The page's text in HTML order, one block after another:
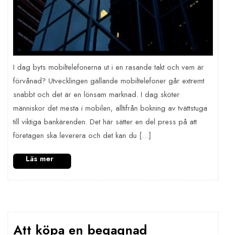
I dag byts mobiltelefonerna ut i en rasande takt och vem är
förvånad? Utvecklingen gällande mobiltelefoner går extremt
snabbt och det är en lönsam marknad. I dag sköter
människor det mesta i mobilen, alltifrån bokning av tvättstuga
till viktiga bankärenden. Det här sätter en del press på att
företagen ska leverera och det kan du […]
Att köpa en begagnad